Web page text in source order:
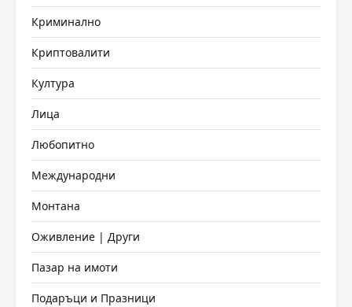
Криминално
Криптовалити
Култура
Лица
Любопитно
Международни
Монтана
Оживление | Други
Пазар на имоти
Подаръци и Празници